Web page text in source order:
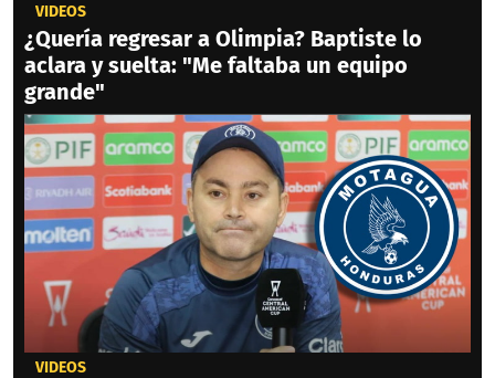
VIDEOS
¿Quería regresar a Olimpia? Baptiste lo
aclara y suelta: "Me faltaba un equipo
grande"
VIDEOS